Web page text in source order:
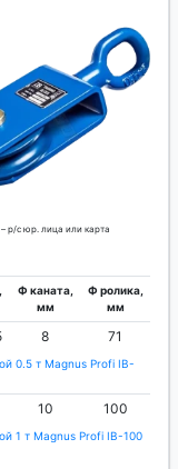
р/с юр. лица или карта
Ф каната,
мм
Ф ролика,
мм
8 71
0.5 т Magnus Profi IB-
10 100
1 т Magnus Profi IB-100